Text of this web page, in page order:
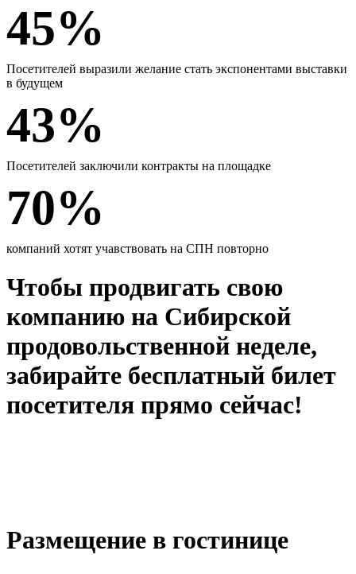
45%
Посетителей выразили желание стать экспонентами выставки
в будущем
43%
Посетителей заключили контракты на площадке
70%
компаний хотят учавствовать на СПН повторно
Чтобы продвигать свою
компанию на Сибирской
продовольственной неделе,
забирайте бесплатный билет
посетителя прямо сейчас!
Размещение в гостинице